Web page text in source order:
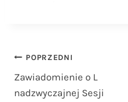
Nawigacja
wpisu
POPRZEDNI
Zawiadomienie o L
nadzwyczajnej Sesji